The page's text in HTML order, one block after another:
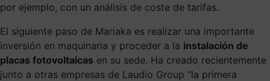
por ejemplo, con un análisis de coste de tarifas.
El siguiente paso de Mariaka es realizar una importante
inversión en maquinaria y proceder a la instalación de
placas fotovoltaicas en su sede. Ha creado recientemente
junto a otras empresas de Laudio Group “la primera